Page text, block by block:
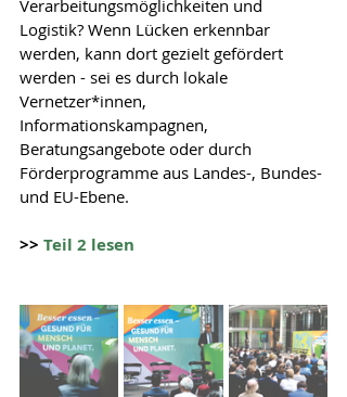
Verarbeitungsmöglichkeiten und
Logistik? Wenn Lücken erkennbar
werden, kann dort gezielt gefördert
werden - sei es durch lokale
Vernetzer*innen,
Informationskampagnen,
Beratungsangebote oder durch
Förderprogramme aus Landes-, Bundes-
und EU-Ebene.
>> Teil 2 lesen